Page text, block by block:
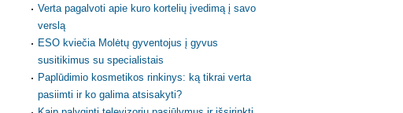
Verta pagalvoti apie kuro kortelių įvedimą į savo
verslą
ESO kviečia Molėtų gyventojus į gyvus
susitikimus su specialistais
Paplūdimio kosmetikos rinkinys: ką tikrai verta
pasiimti ir ko galima atsisakyti?